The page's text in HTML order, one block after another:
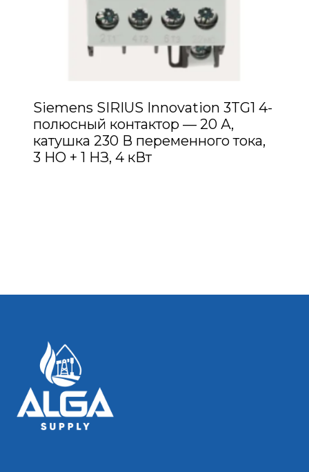
Siemens SIRIUS Innovation 3TG1 4-
полюсный контактор — 20 А,
катушка 230 В переменного тока,
3 НО + 1 НЗ, 4 кВт